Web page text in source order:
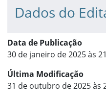
Dados do
Data de Publicação
30 de janeiro de 2025 às
Última Modificação
31 de outubro de 2025 às